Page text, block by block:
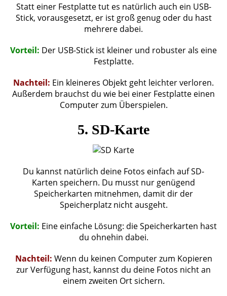
Statt einer Festplatte tut es natürlich auch ein USB-
Stick, vorausgesetzt, er ist groß genug oder du hast
mehrere dabei.
Vorteil: Der USB-Stick ist kleiner und robuster als eine
Festplatte.
Nachteil: Ein kleineres Objekt geht leichter verloren.
Außerdem brauchst du wie bei einer Festplatte einen
Computer zum Überspielen.
5. SD-Karte
Du kannst natürlich deine Fotos einfach auf SD-
Karten speichern. Du musst nur genügend
Speicherkarten mitnehmen, damit dir der
Speicherplatz nicht ausgeht.
Vorteil: Eine einfache Lösung: die Speicherkarten hast
du ohnehin dabei.
Nachteil: Wenn du keinen Computer zum Kopieren
zur Verfügung hast, kannst du deine Fotos nicht an
einem zweiten Ort sichern.